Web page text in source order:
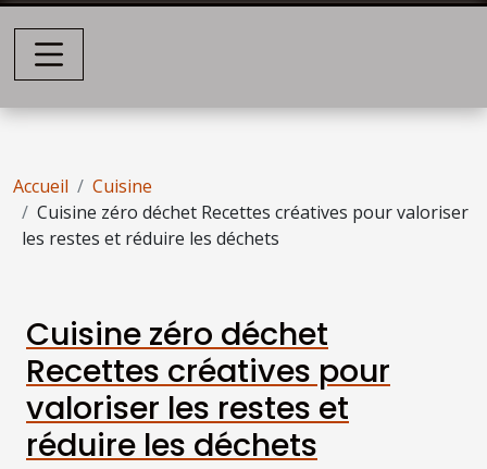
Accueil
Cuisine
Cuisine zéro déchet Recettes créatives pour valoriser
les restes et réduire les déchets
Cuisine zéro déchet
Recettes créatives pour
valoriser les restes et
réduire les déchets